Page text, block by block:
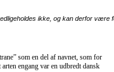
ikke, og kan derfor være
som en del af navnet, som for
engang var en udbredt dansk